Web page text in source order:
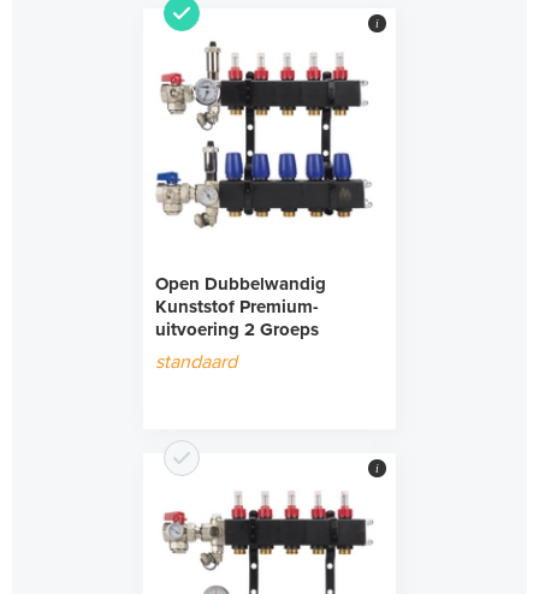
Open Dubbelwandig
Kunststof Premium-
uitvoering 2 Groeps
standaard
i
i